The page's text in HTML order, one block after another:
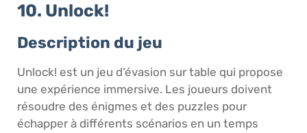
10. Unlock!
Description du jeu
Unlock! est un jeu d’évasion sur table qui propose
une expérience immersive. Les joueurs doivent
résoudre des énigmes et des puzzles pour
échapper à différents scénarios en un temps